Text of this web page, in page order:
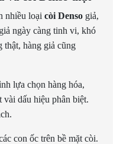
nhiều loại còi Denso giả,
ngày càng tinh vi, khó
thật, hàng giả cũng
lựa chọn hàng hóa,
dấu hiệu phân biệt.
con ốc trên bề mặt còi.